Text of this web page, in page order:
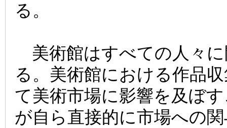
る。
美術館はすべての人々
る。美術館における作品
て美術市場に影響を及ぼ
が自ら直接的に市場への